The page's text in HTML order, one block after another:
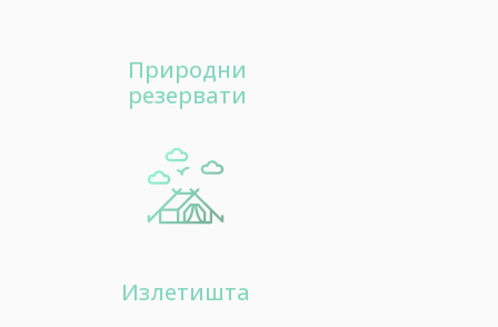
Природни
резервати
Излетишта